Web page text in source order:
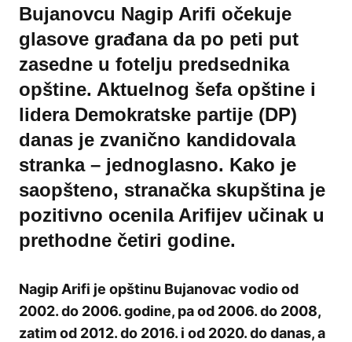
Bujanovcu Nagip Arifi očekuje
glasove građana da po peti put
zasedne u fotelju predsednika
opštine. Aktuelnog šefa opštine i
lidera Demokratske partije (DP)
danas je zvanično kandidovala
stranka – jednoglasno. Kako je
saopšteno, stranačka skupština je
pozitivno ocenila Arifijev učinak u
prethodne četiri godine.
Nagip Arifi je opštinu Bujanovac vodio od
2002. do 2006. godine, pa od 2006. do 2008,
zatim od 2012. do 2016. i od 2020. do danas, a